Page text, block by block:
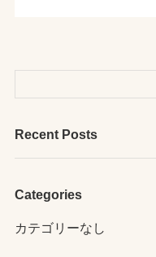
Recent Posts
Categories
カテゴリーなし